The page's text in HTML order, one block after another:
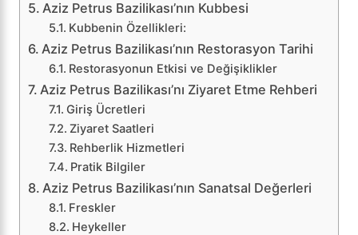
Aziz Petrus Bazilikası’nın Kubbesi
Kubbenin Özellikleri:
Aziz Petrus Bazilikası’nın Restorasyon Tarihi
Restorasyonun Etkisi ve Değişiklikler
Aziz Petrus Bazilikası’nı Ziyaret Etme Rehberi
Giriş Ücretleri
Ziyaret Saatleri
Rehberlik Hizmetleri
Pratik Bilgiler
Aziz Petrus Bazilikası’nın Sanatsal Değerleri
Freskler
Heykeller